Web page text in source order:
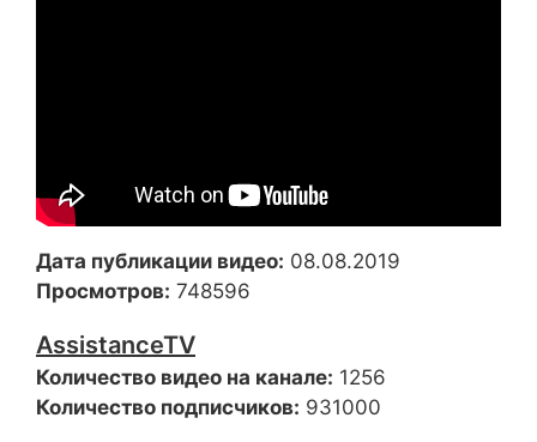
Дата публикации видео: 08.08.2019
Просмотров: 748596
AssistanceTV
Количество видео на канале: 1256
Количество подписчиков: 931000